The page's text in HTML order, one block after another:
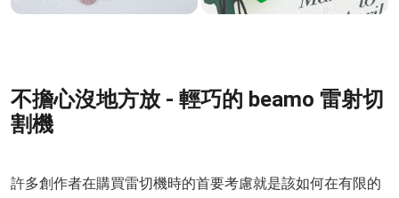
不擔心沒地方放 - 輕巧的 beamo 雷射切
割機
許多創作者在購買雷切機時的首要考慮就是該如何在有限的